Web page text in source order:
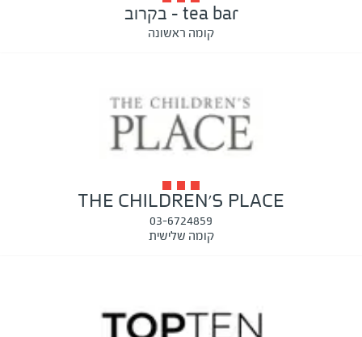
tea bar - בקרוב
קומה ראשונה
THE CHILDREN'S PLACE
03-6724859
קומה שלישית